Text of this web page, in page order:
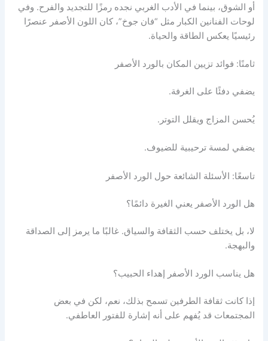
أو الشوق، بينما في الأدب الغربي نجده رمزًا للتجديد والفرح. وفي
لوحات الفنانين الكبار مثل “فان جوخ”، كان اللون الأصفر عنصرًا
رئيسيًا يعكس الطاقة والحياة.
ثامنًا: فوائد تزيين المكان بالورد الأصفر
يضفي دفئًا على الغرفة.
يُحسن المزاج ويقلل التوتر.
يضفي لمسة ترحيبية للضيوف.
تاسعًا: الأسئلة الشائعة حول الورد الأصفر
هل الورد الأصفر يعني الغيرة دائمًا؟
لا، بل يختلف حسب الثقافة والسياق. غالبًا ما يرمز إلى الصداقة
والبهجة.
هل يناسب الورد الأصفر إهداء الحبيب؟
إذا كانت ثقافة الطرفين تسمح بذلك، نعم، لكن في بعض
المجتمعات قد يُفهم على أنه إشارة للفتور العاطفي.